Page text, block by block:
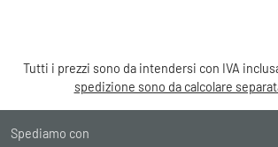
Tutti i prezzi sono da intendersi con IVA
spedizione sono da calcolare
Spediamo con